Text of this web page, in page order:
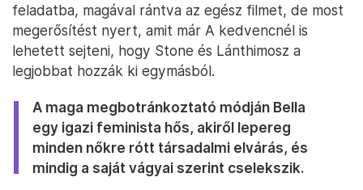
feladatba, magával rántva az egész filmet, de most
megerősítést nyert, amit már A kedvencnél is
lehetett sejteni, hogy Stone és Lánthimosz a
legjobbat hozzák ki egymásból.
A maga megbotránkoztató módján Bella
egy igazi feminista hős, akiről lepereg
minden nőkre rótt társadalmi elvárás, és
mindig a saját vágyai szerint cselekszik.